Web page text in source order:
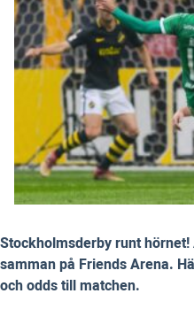
Stockholmsderby runt
samman på Friends Arena.
och odds till matchen.